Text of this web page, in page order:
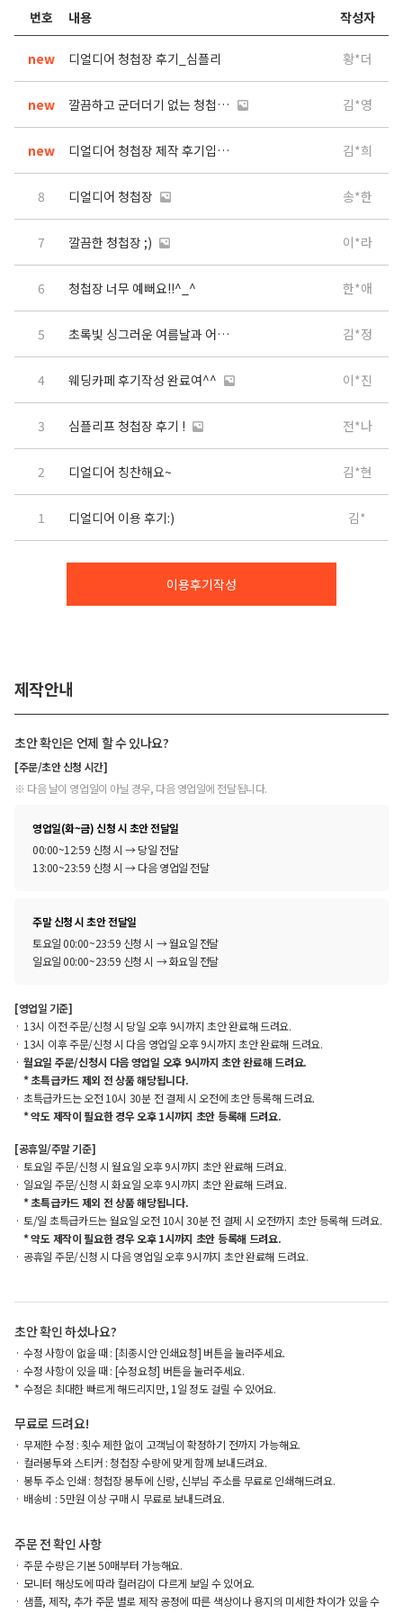
번호 내용 작성자
new 디얼디어 청첩장 후기_심플리 황*더
new 깔끔하고 군더더기 없는 청첩장입니다 김*영
new 디얼디어 청첩장 제작 후기입니다. 김*희
8 디얼디어 청첩장 송*한
7 깔끔한 청첩장 ;) 이*라
6 청첩장 너무 예뻐요!!^_^ 한*애
5 초록빛 싱그러운 여름날과 어울리는 나의 청첩장 김*정
4 웨딩카페 후기작성 완료여^^ 이*진
3 심플리프 청첩장 후기 ! 전*나
2 디얼디어 칭찬해요~ 김*현
1 디얼디어 이용 후기:) 김*
이용후기작성
제작안내
초안 확인은 언제 할 수 있나요?
[주문/초안 신청 시간]
※ 다음 날이 영업일이 아닐 경우, 다음 영업일에 전달됩니다.
영업일(화~금) 신청 시 초안 전달일
00:00~12:59 신청 시 → 당일 전달
13:00~23:59 신청 시 → 다음 영업일 전달
주말 신청 시 초안 전달일
토요일 00:00~23:59 신청 시 → 월요일 전달
일요일 00:00~23:59 신청 시 → 화요일 전달
[영업일 기준]
13시 이전 주문/신청 시 당일 오후 9시까지 초안 완료해 드려요.
13시 이후 주문/신청 시 다음 영업일 오후 9시까지 초안 완료해 드려요.
월요일 주문/신청시 다음 영업일 오후 9시까지 초안 완료해 드려요.
* 초특급카드 제외 전 상품 해당됩니다.
초특급카드는 오전 10시 30분 전 결제 시 오전에 초안 등록해 드려요.
* 약도 제작이 필요한 경우 오후 1시까지 초안 등록해 드려요.
[공휴일/주말 기준]
토요일 주문/신청 시 월요일 오후 9시까지 초안 완료해 드려요.
일요일 주문/신청 시 화요일 오후 9시까지 초안 완료해 드려요.
* 초특급카드 제외 전 상품 해당됩니다.
토/일 초특급카드는 월요일 오전 10시 30분 전 결제 시 오전까지 초안 등록해 드려요.
* 약도 제작이 필요한 경우 오후 1시까지 초안 등록해 드려요.
공휴일 주문/신청 시 다음 영업일 오후 9시까지 초안 완료해 드려요.
초안 확인 하셨나요?
수정 사항이 없을 때 : [최종시안 인쇄요청] 버튼을 눌러주세요.
수정 사항이 있을 때 : [수정요청] 버튼을 눌러주세요.
수정은 최대한 빠르게 해드리지만, 1일 정도 걸릴 수 있어요.
무료로 드려요!
무제한 수정 : 횟수 제한 없이 고객님이 확정하기 전까지 가능해요.
컬러봉투와 스티커 : 청첩장 수량에 맞게 함께 보내드려요.
봉투 주소 인쇄 : 청첩장 봉투에 신랑, 신부님 주소를 무료로 인쇄해드려요.
배송비 : 5만원 이상 구매 시 무료로 보내드려요.
주문 전 확인 사항
주문 수량은 기본 50매부터 가능해요.
모니터 해상도에 따라 컬러감이 다르게 보일 수 있어요.
샘플, 제작, 추가 주문 별로 제작 공정에 따른 색상이나 용지의 미세한 차이가 있을 수